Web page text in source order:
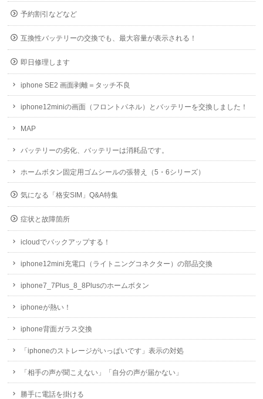
予約割引などなど
互換性バッテリーの交換でも、最大容量が表示される！
即日修理します
iphone SE2 画面剥離＝タッチ不良
iphone12miniの画面（フロントパネル）とバッテリーを交換しました！
MAP
バッテリーの劣化、バッテリーは消耗品です。
ホームボタン固定用ゴムシールの張替え（5・6シリーズ）
気になる「格安SIM」Q&A特集
症状と故障箇所
icloudでバックアップする！
iphone12mini充電口（ライトニングコネクター）の部品交換
iphone7_7Plus_8_8Plusのホームボタン
iphoneが熱い！
iphone背面ガラス交換
「iphoneのストレージがいっぱいです」表示の対処
「相手の声が聞こえない」「自分の声が届かない」
勝手に電話を掛ける